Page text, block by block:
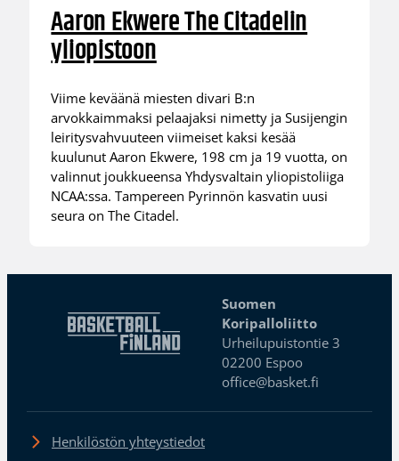
Aaron Ekwere The Citadelin
yliopistoon
Viime keväänä miesten divari B:n
arvokkaimmaksi pelaajaksi nimetty ja Susijengin
leiritysvahvuuteen viimeiset kaksi kesää
kuulunut Aaron Ekwere, 198 cm ja 19 vuotta, on
valinnut joukkueensa Yhdysvaltain yliopistoliiga
NCAA:ssa. Tampereen Pyrinnön kasvatin uusi
seura on The Citadel.
Suomen
Koripalloliitto
Urheilupuistontie 3
02200 Espoo
office@basket.fi
Henkilöstön yhteystiedot